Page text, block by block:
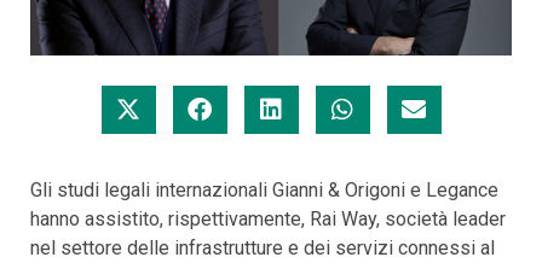
Gli studi legali internazionali Gianni & Origoni e Legance
hanno assistito, rispettivamente, Rai Way, società leader
nel settore delle infrastrutture e dei servizi connessi al